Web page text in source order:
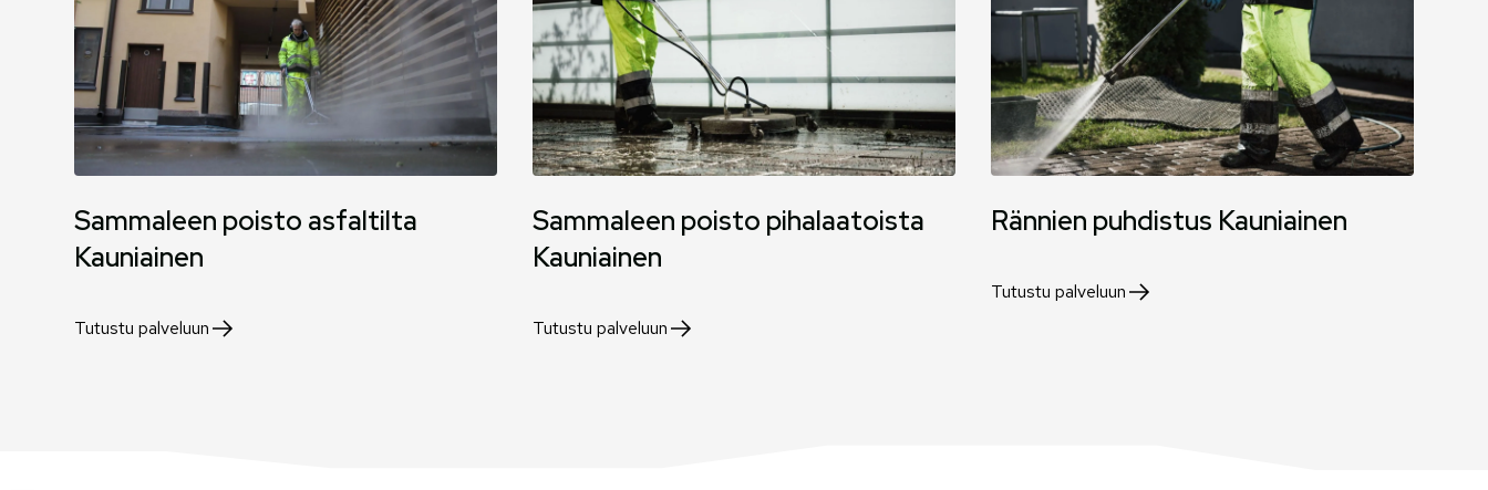
Sammaleen poisto asfaltilta
Kauniainen
Tutustu palveluun
Sammaleen poisto pihalaatoista
Kauniainen
Tutustu palveluun
Rännien puhdistus Kauniainen
Tutustu palveluun